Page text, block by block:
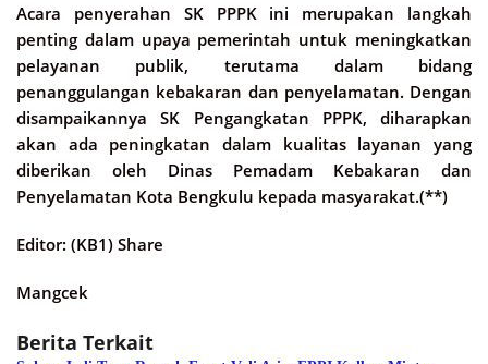
Acara penyerahan SK PPPK ini merupakan langkah
penting dalam upaya pemerintah untuk meningkatkan
pelayanan publik, terutama dalam bidang
penanggulangan kebakaran dan penyelamatan. Dengan
disampaikannya SK Pengangkatan PPPK, diharapkan
akan ada peningkatan dalam kualitas layanan yang
diberikan oleh Dinas Pemadam Kebakaran dan
Penyelamatan Kota Bengkulu kepada masyarakat.(**)
Editor: (KB1) Share
Mangcek
Berita Terkait